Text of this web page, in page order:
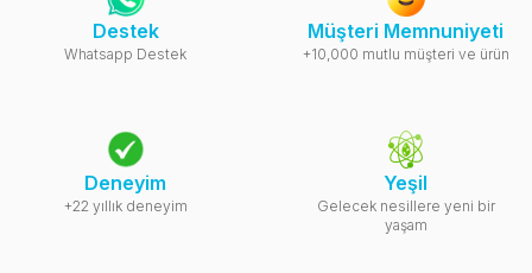
Destek
Whatsapp Destek
Müşteri Memnuniyeti
+10,000 mutlu müşteri ve ürün
Deneyim
+22 yıllık deneyim
Yeşil
Gelecek nesillere yeni bir
yaşam